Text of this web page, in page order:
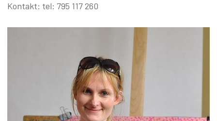
Kontakt: tel: 795 117 260